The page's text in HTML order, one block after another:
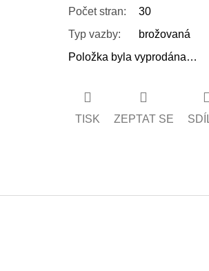
Počet stran:
30
Typ vazby:
brožovaná
Položka byla vyprodána…
TISK ZEPTAT SE